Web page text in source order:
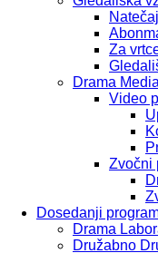
Za
Drama
Video
Zvočni
Dosedanji
Drama
Družabno